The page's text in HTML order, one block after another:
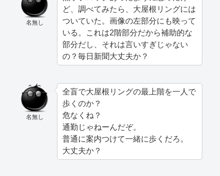
名無し
ど、調べてみたら、大屋根リングには
ついていた。画像の左部分にも映って
いる。これは2階部分だから補助的な
部分だし、それは言いすぎじゃない
の？毎日新聞大丈夫か？
名無し
全盲で大屋根リングの最上階を一人で
歩くのか？
危なくね？
通勤じゃねーんだぞ。
普通に案内つけて一緒に歩くだろ。
大丈夫か？